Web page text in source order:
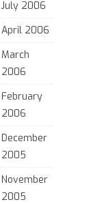
July 2006
April 2006
March
2006
February
2006
December
2005
November
2005